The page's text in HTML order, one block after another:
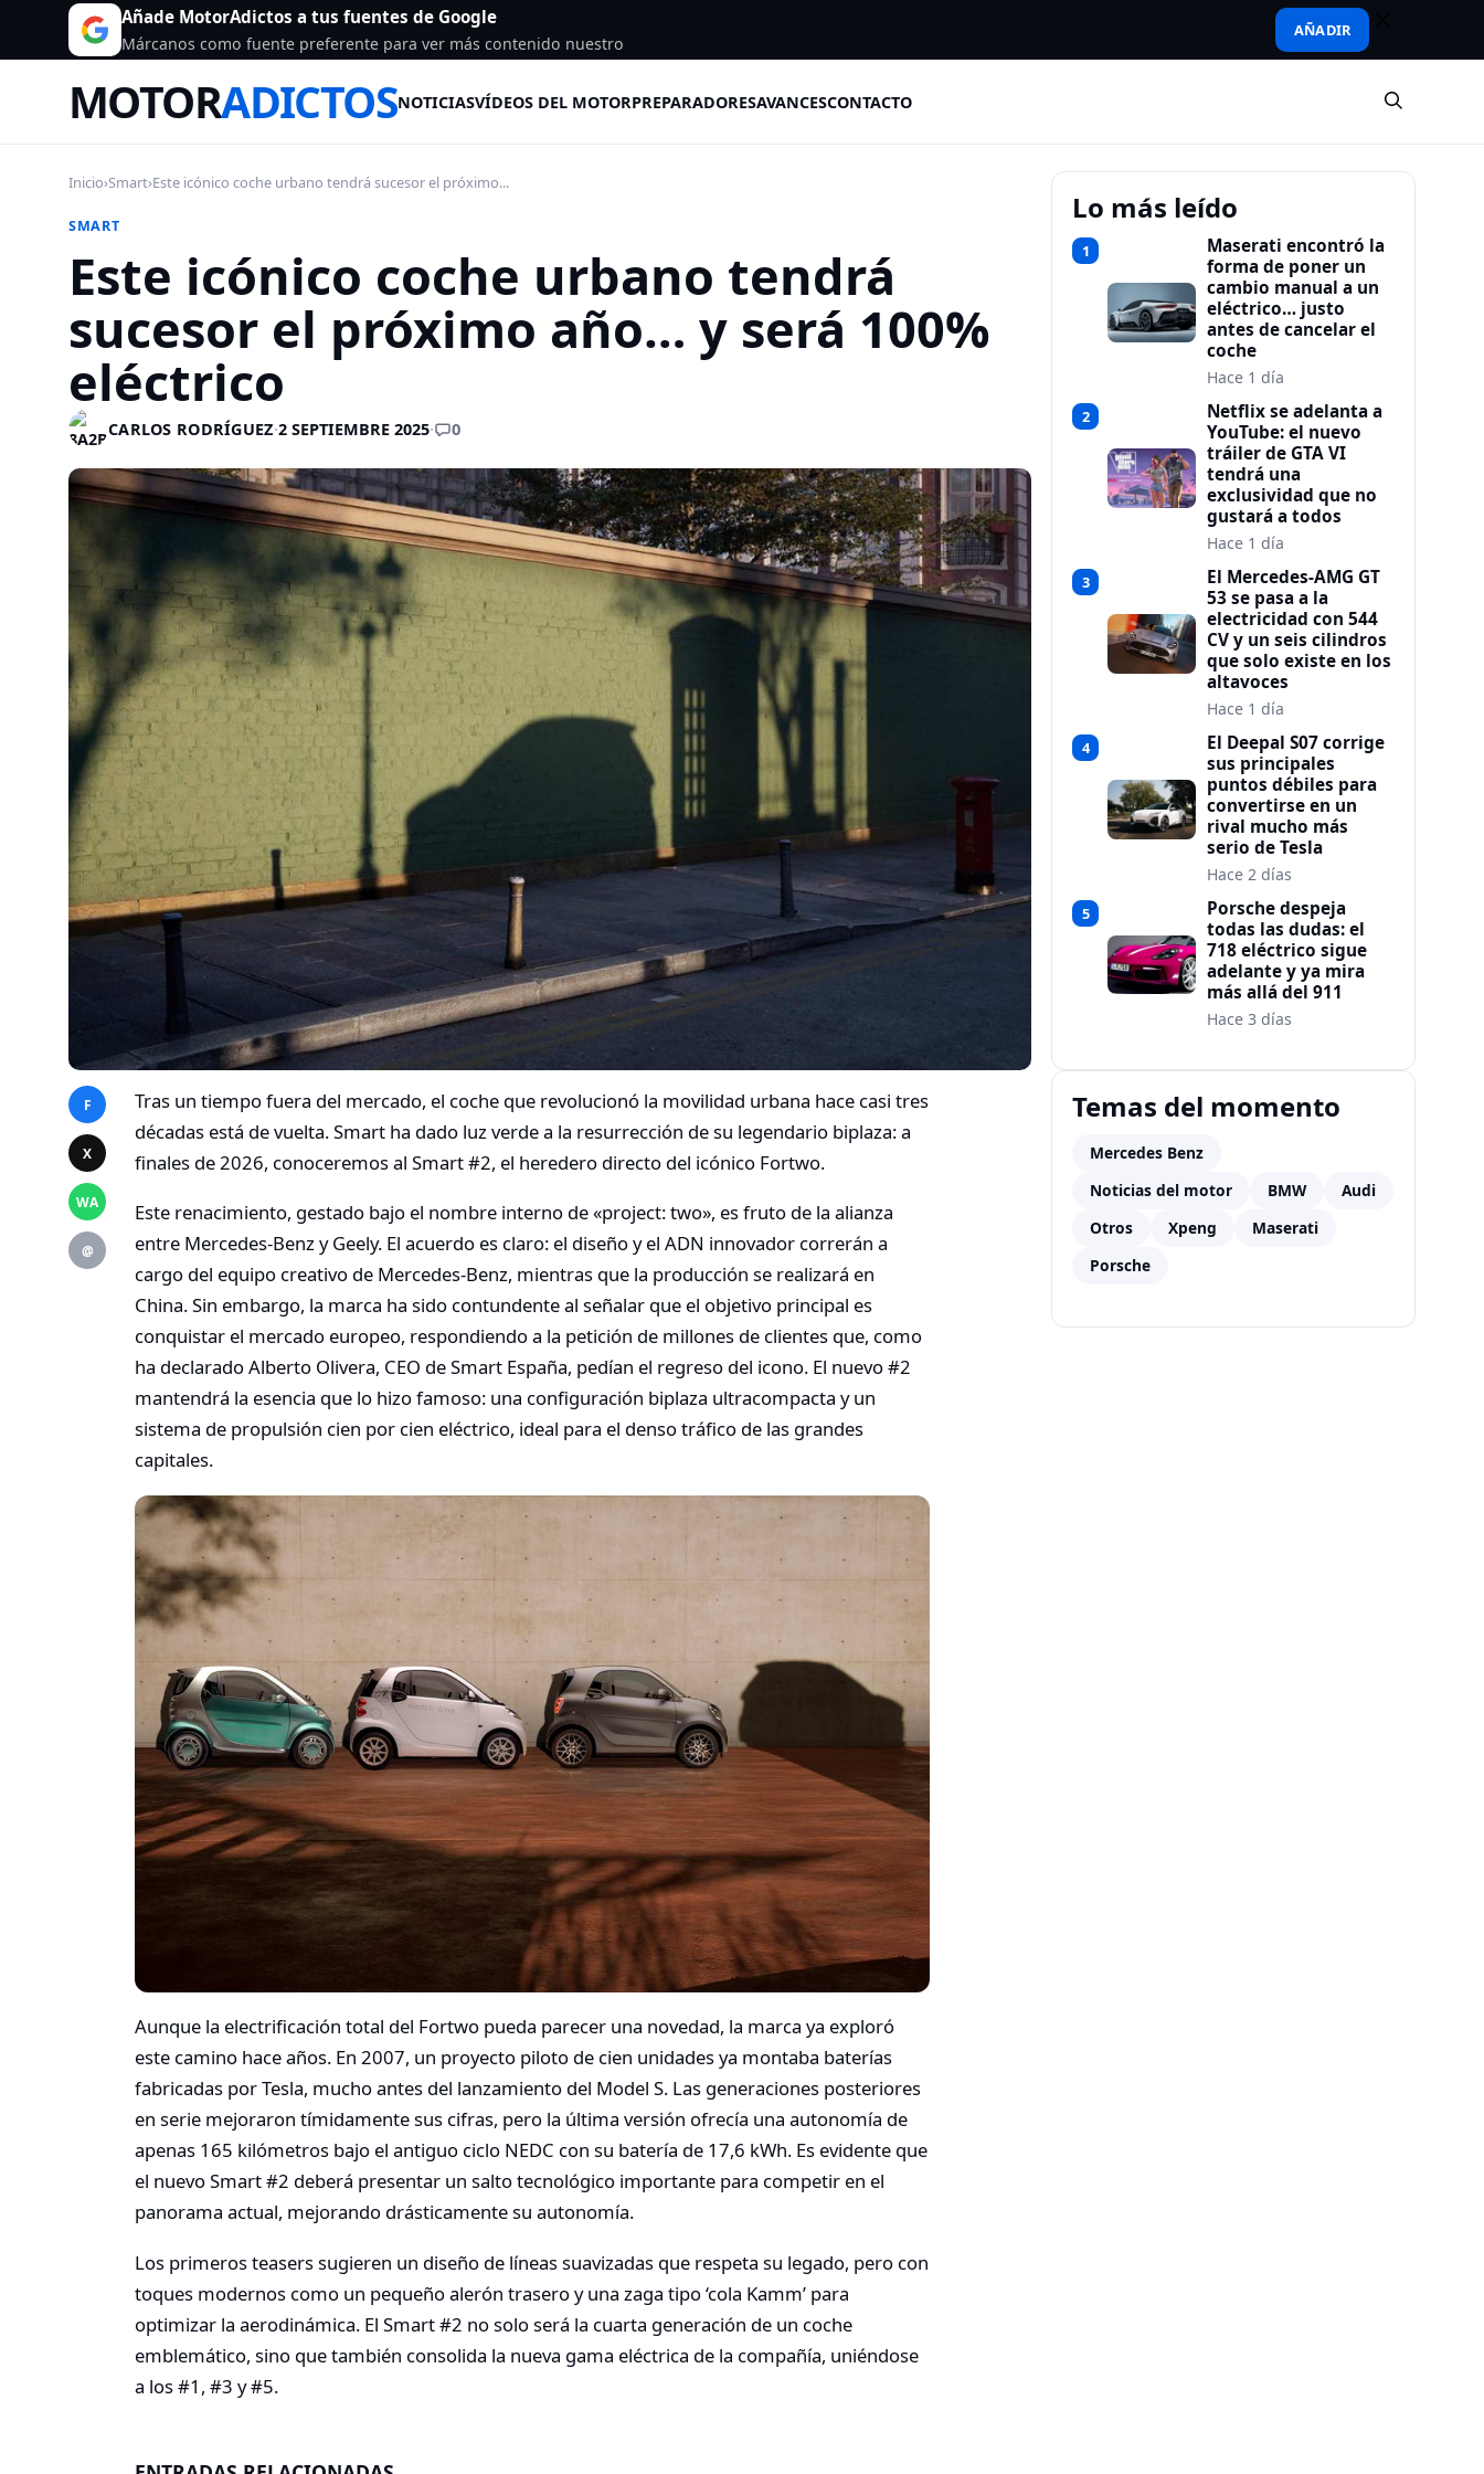
Añade MotorAdictos a tus fuentes de Google
Márcanos como fuente preferente para ver más contenido nuestro
AÑADIR
MOTORADICTOSNOTICIASVÍDEOS DEL MOTORPREPARADORESAVANCESCONTACTO
Inicio›Smart›Este icónico coche urbano tendrá sucesor el próximo...
SMART
Este icónico coche urbano tendrá
sucesor el próximo año… y será 100%
eléctrico
CARLOS RODRÍGUEZ·2 SEPTIEMBRE 2025· 0
F
X
WA
@
Tras un tiempo fuera del mercado, el coche que revolucionó la movilidad urbana hace casi tres
décadas está de vuelta. Smart ha dado luz verde a la resurrección de su legendario biplaza: a
finales de 2026, conoceremos al Smart #2, el heredero directo del icónico Fortwo.
Este renacimiento, gestado bajo el nombre interno de «project: two», es fruto de la alianza
entre Mercedes-Benz y Geely. El acuerdo es claro: el diseño y el ADN innovador correrán a
cargo del equipo creativo de Mercedes-Benz, mientras que la producción se realizará en
China. Sin embargo, la marca ha sido contundente al señalar que el objetivo principal es
conquistar el mercado europeo, respondiendo a la petición de millones de clientes que, como
ha declarado Alberto Olivera, CEO de Smart España, pedían el regreso del icono. El nuevo #2
mantendrá la esencia que lo hizo famoso: una configuración biplaza ultracompacta y un
sistema de propulsión cien por cien eléctrico, ideal para el denso tráfico de las grandes
capitales.
Aunque la electrificación total del Fortwo pueda parecer una novedad, la marca ya exploró
este camino hace años. En 2007, un proyecto piloto de cien unidades ya montaba baterías
fabricadas por Tesla, mucho antes del lanzamiento del Model S. Las generaciones posteriores
en serie mejoraron tímidamente sus cifras, pero la última versión ofrecía una autonomía de
apenas 165 kilómetros bajo el antiguo ciclo NEDC con su batería de 17,6 kWh. Es evidente que
el nuevo Smart #2 deberá presentar un salto tecnológico importante para competir en el
panorama actual, mejorando drásticamente su autonomía.
Los primeros teasers sugieren un diseño de líneas suavizadas que respeta su legado, pero con
toques modernos como un pequeño alerón trasero y una zaga tipo ‘cola Kamm’ para
optimizar la aerodinámica. El Smart #2 no solo será la cuarta generación de un coche
emblemático, sino que también consolida la nueva gama eléctrica de la compañía, uniéndose
a los #1, #3 y #5.
Lo más leído
1
Maserati encontró la
forma de poner un
cambio manual a un
eléctrico… justo
antes de cancelar el
coche
Hace 1 día
2
Netflix se adelanta a
YouTube: el nuevo
tráiler de GTA VI
tendrá una
exclusividad que no
gustará a todos
Hace 1 día
3
El Mercedes-AMG GT
53 se pasa a la
electricidad con 544
CV y un seis cilindros
que solo existe en los
altavoces
Hace 1 día
4
El Deepal S07 corrige
sus principales
puntos débiles para
convertirse en un
rival mucho más
serio de Tesla
Hace 2 días
5
Porsche despeja
todas las dudas: el
718 eléctrico sigue
adelante y ya mira
más allá del 911
Hace 3 días
Temas del momento
Mercedes Benz
Noticias del motor
BMW
Audi
Otros
Xpeng
Maserati
Porsche